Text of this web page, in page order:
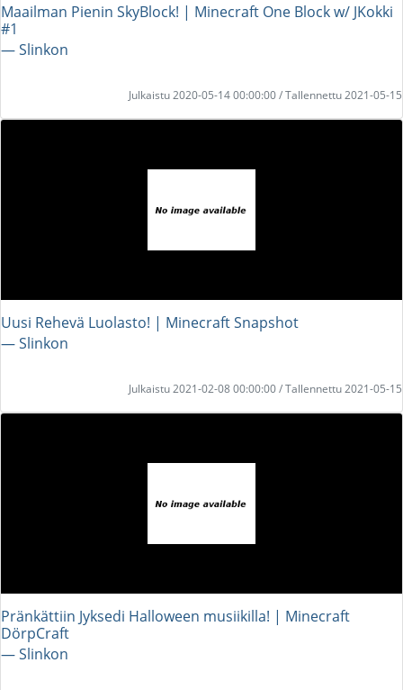
Maailman Pienin SkyBlock! | Minecraft One Block w/ JKokki
#1
― Slinkon
Julkaistu 2020-05-14 00:00:00 / Tallennettu 2021-05-15
Uusi Rehevä Luolasto! | Minecraft Snapshot
― Slinkon
Julkaistu 2021-02-08 00:00:00 / Tallennettu 2021-05-15
Pränkättiin Jyksedi Halloween musiikilla! | Minecraft
DörpCraft
― Slinkon